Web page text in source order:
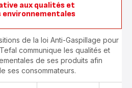
aux qualités et
de la loi Anti-Gaspillage pour
communique les qualités et
de ses produits afin
ses consommateurs.